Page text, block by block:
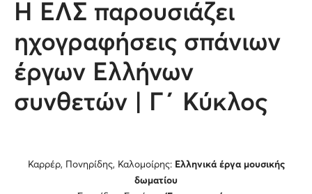
Η ΕΛΣ παρουσιάζει
ηχογραφήσεις σπάνιων
έργων Ελλήνων
συνθετών | Γ΄ Κύκλος
Καρρέρ, Πονηρίδης, Καλομοίρης:Ελληνικά έργα μουσικής
δωματίου